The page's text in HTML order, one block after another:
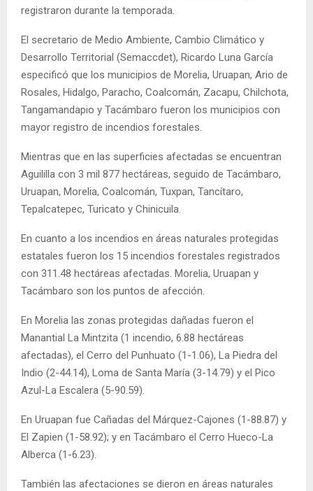
registraron durante la temporada.
El secretario de Medio Ambiente, Cambio Climático y
Desarrollo Territorial (Semaccdet), Ricardo Luna García
especificó que los municipios de Morelia, Uruapan, Ario de
Rosales, Hidalgo, Paracho, Coalcomán, Zacapu, Chilchota,
Tangamandapio y Tacámbaro fueron los municipios con
mayor registro de incendios forestales.
Mientras que en las superficies afectadas se encuentran
Aguililla con 3 mil 877 hectáreas, seguido de Tacámbaro,
Uruapan, Morelia, Coalcomán, Tuxpan, Tancítaro,
Tepalcatepec, Turicato y Chinicuila.
En cuanto a los incendios en áreas naturales protegidas
estatales fueron los 15 incendios forestales registrados
con 311.48 hectáreas afectadas. Morelia, Uruapan y
Tacámbaro son los puntos de afección.
En Morelia las zonas protegidas dañadas fueron el
Manantial La Mintzita (1 incendio, 6.88 hectáreas
afectadas), el Cerro del Punhuato (1-1.06), La Piedra del
Indio (2-44.14), Loma de Santa María (3-14.79) y el Pico
Azul-La Escalera (5-90.59).
En Uruapan fue Cañadas del Márquez-Cajones (1-88.87) y
El Zapien (1-58.92); y en Tacámbaro el Cerro Hueco-La
Alberca (1-6.23).
También las afectaciones se dieron en áreas naturales